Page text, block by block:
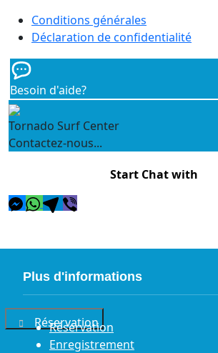
Conditions générales
Déclaration de confidentialité
Besoin d'aide?
Tornado Surf Center
Contactez-nous...
Start Chat with
Plus d'informations
Réservation
Réservation
Enregistrement